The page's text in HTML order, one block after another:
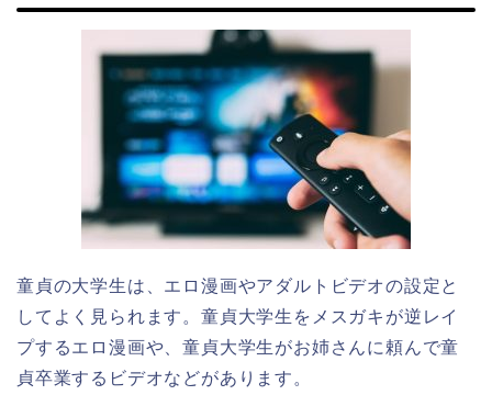
童貞の大学生は、エロ漫画やアダルトビデオの設定と
してよく見られます。童貞大学生をメスガキが逆レイ
プするエロ漫画や、童貞大学生がお姉さんに頼んで童
貞卒業するビデオなどがあります。